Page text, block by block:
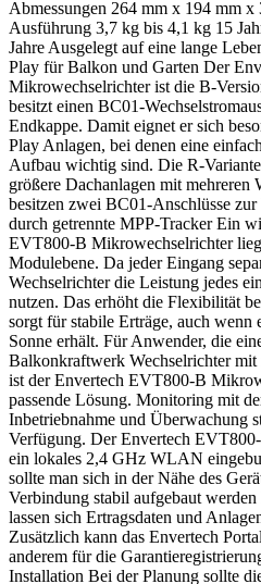
Abmessungen 264 mm x 194 mm
Ausführung 3,7 kg bis 4,1 kg 15
Jahre Ausgelegt auf eine lange
Play für Balkon und Garten Der
Mikrowechselrichter ist die B-
besitzt einen BC01-
Endkappe. Damit eignet er sich
Play Anlagen, bei denen eine
Aufbau wichtig sind. Die R-
größere Dachanlagen mit mehreren
besitzen zwei BC01-Anschlüsse
durch getrennte MPP-Tracker Ein
EVT800-B Mikrowechselrichter
Modulebene. Da jeder Eingang
Wechselrichter die Leistung jedes
nutzen. Das erhöht die Flexibilität
sorgt für stabile Erträge, auch
Sonne erhält. Für Anwender, die
Balkonkraftwerk Wechselrichter mit
ist der Envertech EVT800-B
passende Lösung. Monitoring mit
Inbetriebnahme und Überwachung
Verfügung. Der Envertech
ein lokales 2,4 GHz WLAN
sollte man sich in der Nähe des
Verbindung stabil aufgebaut
lassen sich Ertragsdaten und
Zusätzlich kann das Envertech
anderem für die
Installation Bei der Planung sollte